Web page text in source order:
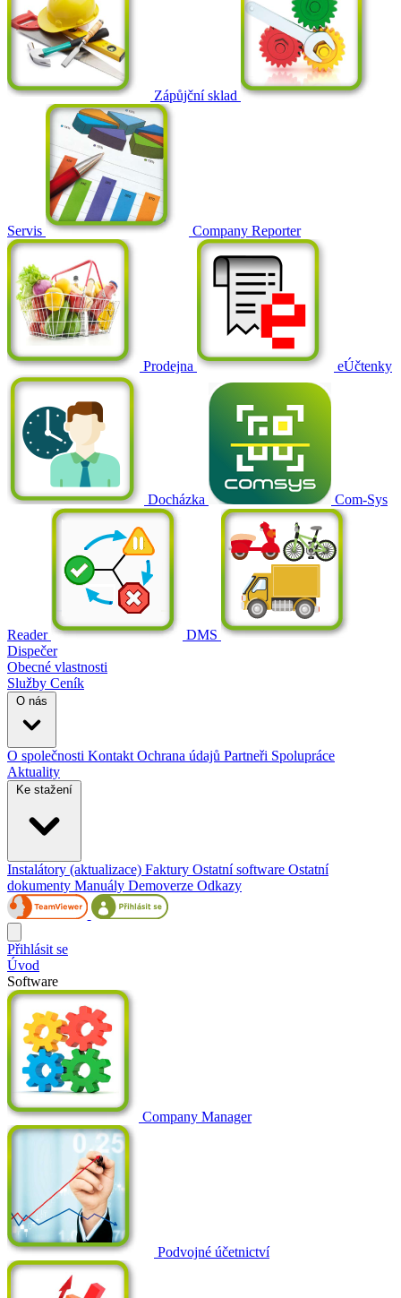
Zápůjční sklad
Servis Company Reporter
Prodejna eÚčtenky
Docházka Com-Sys
Reader
DMS
Dispečer
Obecné vlastnosti
Služby Ceník
O nás
O společnosti Kontakt Ochrana údajů Partneři Spolupráce
Aktuality
Ke stažení
Instalátory (aktualizace) Faktury Ostatní software Ostatní
dokumenty Manuály Demoverze Odkazy
Přihlásit se
Úvod
Software
Company Manager
Podvojné účetnictví